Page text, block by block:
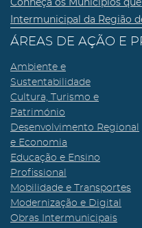
Intermunicipal da Região
ÁREAS DE AÇÃO E
Ambiente e
Sustentabilidade
Cultura, Turismo e
Património
Desenvolvimento Regional
e Economia
Educação e Ensino
Profissional
Mobilidade e Transportes
Modernização e Digital
Obras Intermunicipais